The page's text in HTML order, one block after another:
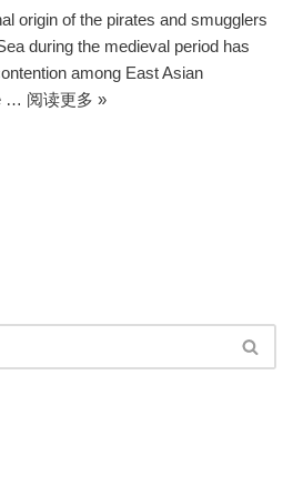
origin of the pirates and smugglers
during the medieval period has
among East Asian
… 阅读更多 »